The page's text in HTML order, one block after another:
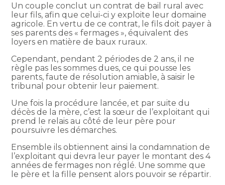
Un couple conclut un contrat de bail rural avec
leur fils, afin que celui-ci y exploite leur domaine
agricole. En vertu de ce contrat, le fils doit payer à
ses parents des « fermages », équivalent des
loyers en matière de baux ruraux.
Cependant, pendant 2 périodes de 2 ans, il ne
règle pas les sommes dues, ce qui pousse les
parents, faute de résolution amiable, à saisir le
tribunal pour obtenir leur paiement.
Une fois la procédure lancée, et par suite du
décès de la mère, c’est la sœur de l’exploitant qui
prend le relais au côté de leur père pour
poursuivre les démarches.
Ensemble ils obtiennent ainsi la condamnation de
l’exploitant qui devra leur payer le montant des 4
années de fermages non réglé. Une somme que
le père et la fille pensent alors pouvoir se répartir.